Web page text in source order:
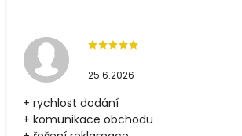
25.6.2026
+ rychlost dodání
+ komunikace obchodu